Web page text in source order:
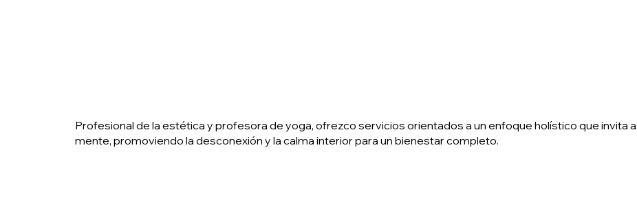
Profesional de la estética y profesora de yoga, ofrezco servicios orientados a un enfoque holístico que invita
mente, promoviendo la desconexión y la calma interior para un bienestar completo.